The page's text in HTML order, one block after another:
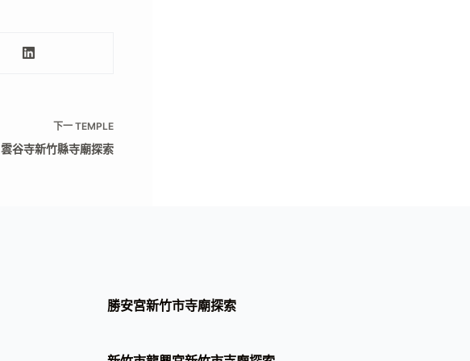
下一 TEMPLE
雲谷寺新竹縣寺廟探索
勝安宮新竹市寺廟探索